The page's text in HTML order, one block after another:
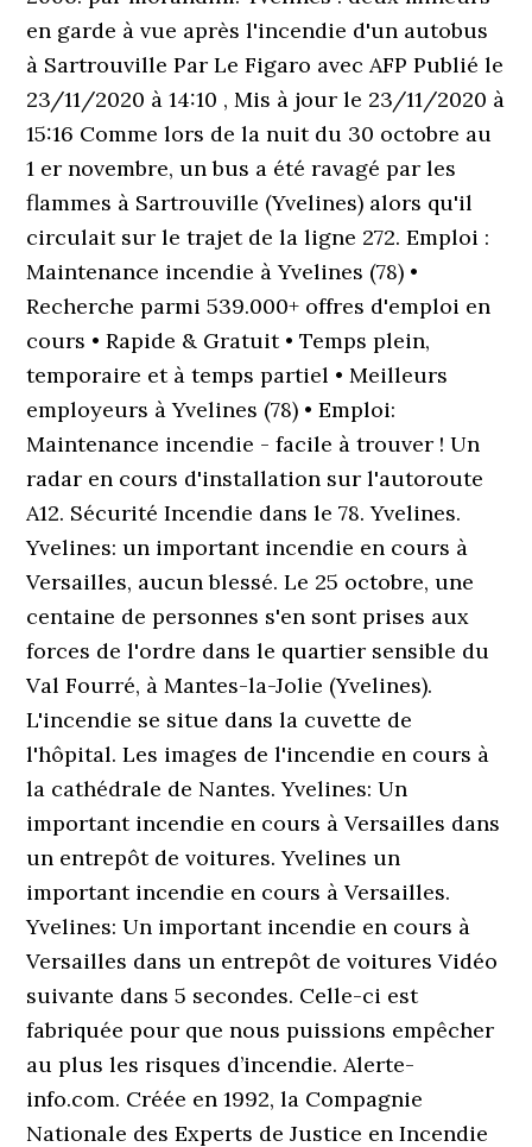
en garde à vue après l'incendie d'un autobus
à Sartrouville Par Le Figaro avec AFP Publié le
23/11/2020 à 14:10 , Mis à jour le 23/11/2020 à
15:16 Comme lors de la nuit du 30 octobre au
1 er novembre, un bus a été ravagé par les
flammes à Sartrouville (Yvelines) alors qu'il
circulait sur le trajet de la ligne 272. Emploi :
Maintenance incendie à Yvelines (78) •
Recherche parmi 539.000+ offres d'emploi en
cours • Rapide & Gratuit • Temps plein,
temporaire et à temps partiel • Meilleurs
employeurs à Yvelines (78) • Emploi:
Maintenance incendie - facile à trouver ! Un
radar en cours d'installation sur l'autoroute
A12. Sécurité Incendie dans le 78. Yvelines.
Yvelines: un important incendie en cours à
Versailles, aucun blessé. Le 25 octobre, une
centaine de personnes s'en sont prises aux
forces de l'ordre dans le quartier sensible du
Val Fourré, à Mantes-la-Jolie (Yvelines).
L'incendie se situe dans la cuvette de
l'hôpital. Les images de l'incendie en cours à
la cathédrale de Nantes. Yvelines: Un
important incendie en cours à Versailles dans
un entrepôt de voitures. Yvelines un
important incendie en cours à Versailles.
Yvelines: Un important incendie en cours à
Versailles dans un entrepôt de voitures Vidéo
suivante dans 5 secondes. Celle-ci est
fabriquée pour que nous puissions empêcher
au plus les risques d’incendie. Alerte-
info.com. Créée en 1992, la Compagnie
Nationale des Experts de Justice en Incendie